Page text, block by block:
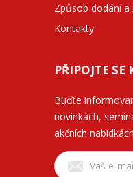
Způsob dodání a
Kontakty
PŘIPOJTE SE
Buďte
novinkách,
akčních